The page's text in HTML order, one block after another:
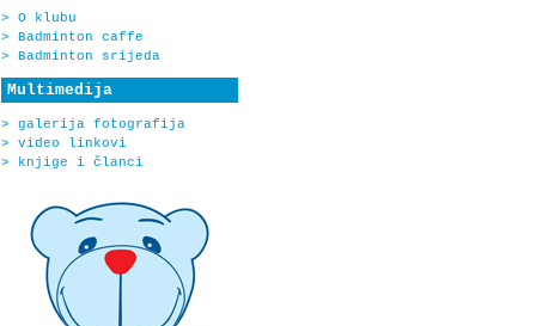
> O klubu
> Badminton caffe
> Badminton srijeda
Multimedija
> galerija fotografija
> video linkovi
> knjige i članci